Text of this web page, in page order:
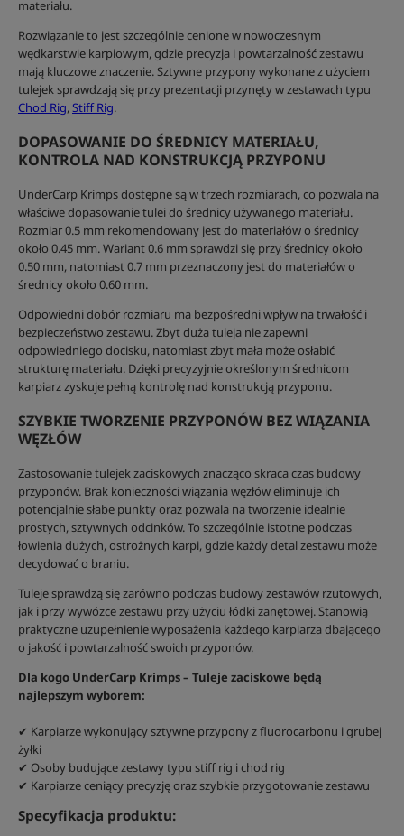
materiału.
Rozwiązanie to jest szczególnie cenione w nowoczesnym
wędkarstwie karpiowym, gdzie precyzja i powtarzalność zestawu
mają kluczowe znaczenie. Sztywne przypony wykonane z użyciem
tulejek sprawdzają się przy prezentacji przynęty w zestawach typu
Chod Rig,Stiff Rig.
DOPASOWANIE DO ŚREDNICY MATERIAŁU,
KONTROLA NAD KONSTRUKCJĄ PRZYPONU
UnderCarp Krimps dostępne są w trzech rozmiarach, co pozwala na
właściwe dopasowanie tulei do średnicy używanego materiału.
Rozmiar 0.5 mm rekomendowany jest do materiałów o średnicy
około 0.45 mm. Wariant 0.6 mm sprawdzi się przy średnicy około
0.50 mm, natomiast 0.7 mm przeznaczony jest do materiałów o
średnicy około 0.60 mm.
Odpowiedni dobór rozmiaru ma bezpośredni wpływ na trwałość i
bezpieczeństwo zestawu. Zbyt duża tuleja nie zapewni
odpowiedniego docisku, natomiast zbyt mała może osłabić
strukturę materiału. Dzięki precyzyjnie określonym średnicom
karpiarz zyskuje pełną kontrolę nad konstrukcją przyponu.
SZYBKIE TWORZENIE PRZYPONÓW BEZ WIĄZANIA
WĘZŁÓW
Zastosowanie tulejek zaciskowych znacząco skraca czas budowy
przyponów. Brak konieczności wiązania węzłów eliminuje ich
potencjalnie słabe punkty oraz pozwala na tworzenie idealnie
prostych, sztywnych odcinków. To szczególnie istotne podczas
łowienia dużych, ostrożnych karpi, gdzie każdy detal zestawu może
decydować o braniu.
Tuleje sprawdzą się zarówno podczas budowy zestawów rzutowych,
jak i przy wywózce zestawu przy użyciu łódki zanętowej. Stanowią
praktyczne uzupełnienie wyposażenia każdego karpiarza dbającego
o jakość i powtarzalność swoich przyponów.
Dla kogo UnderCarp Krimps – Tuleje zaciskowe będą
najlepszym wyborem:
✔ Karpiarze wykonujący sztywne przypony z fluorocarbonu i grubej
żyłki
✔ Osoby budujące zestawy typu stiff rig i chod rig
✔ Karpiarze ceniący precyzję oraz szybkie przygotowanie zestawu
Specyfikacja produktu: